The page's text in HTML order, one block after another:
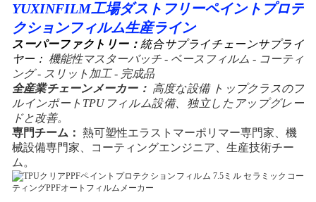
YUXINFILM工場ダストフリーペイントプロテ
クションフィルム生産ライン
スーパーファクトリー： 統合サプライチェーンサプライ
ヤー： 機能性マスターバッチ - ベースフィルム - コーティ
ング - スリット加工 - 完成品
全産業チェーンメーカー： 高度な設備 トップクラスのフ
ルインポートTPUフィルム設備、独立したアップグレー
ドと改善。
専門チーム： 熱可塑性エラストマーポリマー専門家、機
械設備専門家、コーティングエンジニア、生産技術チー
ム。